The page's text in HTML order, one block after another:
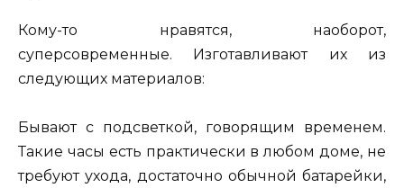
Кому-то нравятся, наоборот,
суперсовременные. Изготавливают их из
следующих материалов:
Бывают с подсветкой, говорящим временем.
Такие часы есть практически в любом доме, не
требуют ухода, достаточно обычной батарейки,